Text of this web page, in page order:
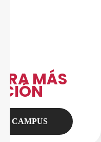
MÁS
CAMPUS